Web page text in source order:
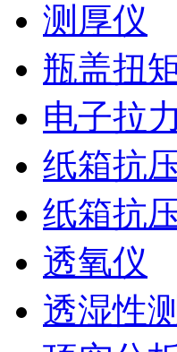
测厚仪
瓶盖扭
电子拉
纸箱抗
纸箱抗
透氧仪
透湿性